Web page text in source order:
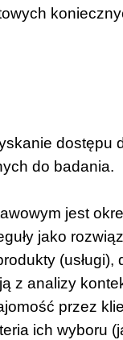
dostępu
do badania.
jest
jako
z analizy
przez
ich wyboru